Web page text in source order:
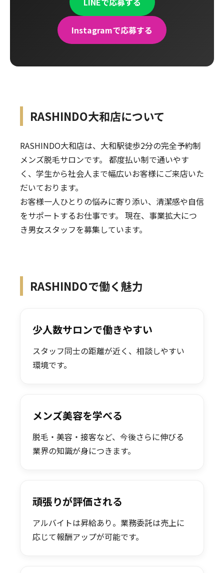
Instagramで応募する
RASHINDO大和店について
RASHINDO大和店は、大和駅徒歩2分の完全予約制
メンズ脱毛サロンです。 都度払い制で通いやす
く、学生から社会人まで幅広いお客様にご来店いた
だいております。
お客様一人ひとりの悩みに寄り添い、清潔感や自信
をサポートするお仕事です。 現在、事業拡大につ
き男女スタッフを募集しています。
RASHINDOで働く魅力
少人数サロンで働きやすい
スタッフ同士の距離が近く、相談しやすい
環境です。
メンズ美容を学べる
脱毛・美容・接客など、今後さらに伸びる
業界の知識が身につきます。
頑張りが評価される
アルバイトは昇給あり。業務委託は売上に
応じて報酬アップが可能です。